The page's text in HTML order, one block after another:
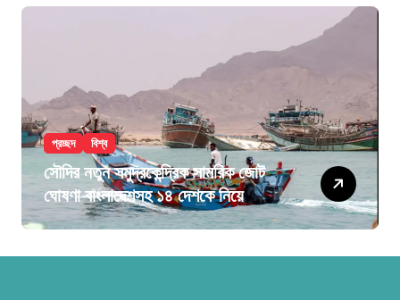
প্রচ্ছদ বিশ্ব
সৌদির নতুন সমুদ্রকেন্দ্রিক সামরিক জোট
ঘোষণা বাংলাদেশসহ ১৪ দেশকে নিয়ে